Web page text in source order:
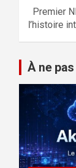
Premier
l’histoire
À ne